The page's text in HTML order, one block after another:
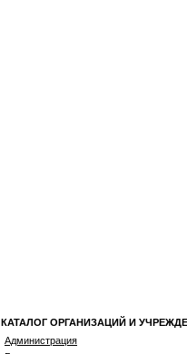
КАТАЛОГ ОРГАНИЗАЦИЙ И
Администрация